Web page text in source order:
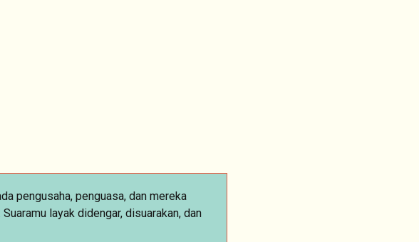
pengusaha, penguasa, dan mereka
layak didengar, disuarakan, dan